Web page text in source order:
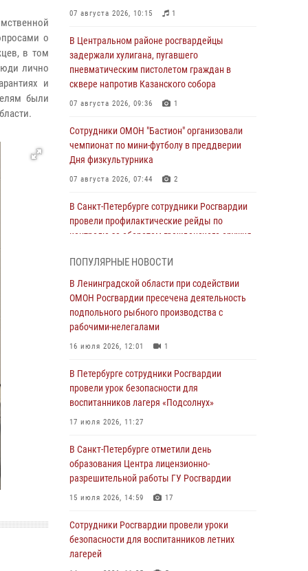
о
в том
лично
и
были
07 августа 2026, 10:15 1
В Центральном районе росгвардейцы
задержали хулигана, пугавшего
пневматическим пистолетом граждан в
сквере напротив Казанского собора
07 августа 2026, 09:36 1
Сотрудники ОМОН "Бастион" организовали
чемпионат по мини-футболу в преддверии
Дня физкультурника
07 августа 2026, 07:44 2
В Санкт-Петербурге сотрудники Росгвардии
провели профилактические рейды по
контролю за оборотом гражданского оружия
В Красносельском районе наряд Росгвардии
задержал правонарушителя, угрожавшего 17-
летнему подростку травматическим оружием
06 августа 2026, 13:39
оперативно задержали хулигана,
стрелявшего из пускового устройства рядом
с жилыми домами
06 августа 2026, 11:36
Сотрудники и военнослужащие Росгвардии
обеспечили правопорядок при проведении
матча "Зенит" - "Балтика"
06 августа 2026, 07:30 10
В Выборгском районе наряд Росгвардии
обнаружил разыскиваемый преступный
автотранспорт
ПОПУЛЯРНЫЕ НОВОСТИ
В Ленинградской области при содействии
ОМОН Росгвардии пресечена деятельность
подпольного рыбного производства с
рабочими-нелегалами
16 июля 2026, 12:01 1
В Петербурге сотрудники Росгвардии
провели урок безопасности для
воспитанников лагеря «Подсолнух»
17 июля 2026, 11:27
В Санкт-Петербурге отметили день
образования Центра лицензионно-
разрешительной работы ГУ Росгвардии
15 июля 2026, 14:59 17
Сотрудники Росгвардии провели уроки
безопасности для воспитанников летних
лагерей